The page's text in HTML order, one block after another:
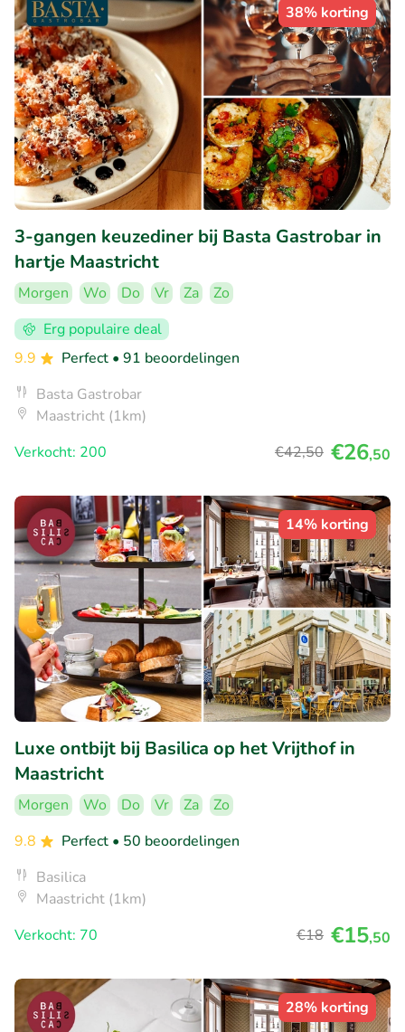
38% korting
3-gangen keuzediner bij Basta Gastrobar in
hartje Maastricht
Morgen Wo Do Vr Za
Zo
Erg populaire deal
9.9
Perfect • 91 beoordelingen
Basta Gastrobar
Maastricht (1km)
Verkocht: 200
€42,50 €26,50
14% korting
Luxe ontbijt bij Basilica op het Vrijthof in
Maastricht
Morgen Wo Do Vr Za
Zo
9.8
Perfect • 50 beoordelingen
Basilica
Maastricht (1km)
Verkocht: 70
€18 €15,50
28% korting